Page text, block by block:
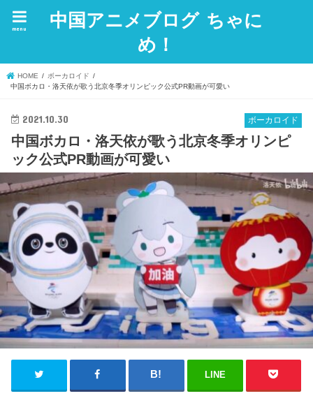
中国アニメブログ ちゃに
め！
menu
HOME
ボーカロイド
中国ボカロ・洛天依が歌う北京冬季オリンピック公式PR動画が可愛い
ボーカロイド
2021.10.30
中国ボカロ・洛天依が歌う北京冬季オリンピ
ック公式PR動画が可愛い
LINE